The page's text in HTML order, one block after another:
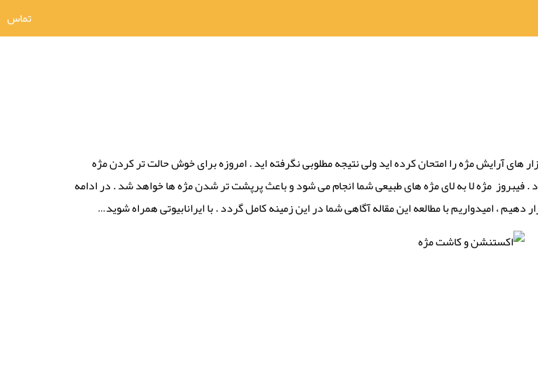
تماس
های آرایش مژه را امتحان کرده اید ولی نتیجه مطلوبی نگرفته اید . امروزه برای خوش حالت تر کردن مژه
. فیبروز مژه لا به لای مژه های طبیعی شما انجام می شود و باعث پرپشت تر شدن مژه ها خواهد شد . در ادامه
دهیم ، امیدواریم با مطالعه این مقاله آگاهی شما در این زمینه کامل گردد . با ایرانابیوتی همراه شوید…